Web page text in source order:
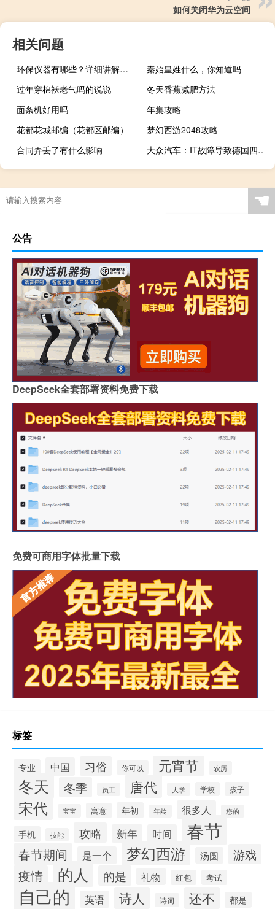
如何关闭华为云空间
相关问题
环保仪器有哪些？详细讲解各类环保仪器的使用方法
秦始皇姓什么，你知道吗
过年穿棉袄老气吗的说说
冬天香蕉减肥方法
面条机好用吗
年集攻略
花都花城邮编（花都区邮编）
梦幻西游2048攻略
合同弄丢了有什么影响
大众汽车：IT故障导致德国四家工厂停产
梦幻西游花圃哪里买
☚
公告
DeepSeek全套部署资料免费下载
免费可商用字体批量下载
标签
专业 中国 习俗 你可以 元宵节 农历
冬天 冬季 员工 唐代 大学 学校 孩子
宋代 宝宝 寓意 年初 年龄 很多人 您的
手机 技能 攻略 新年 时间 春节
春节期间 是一个 梦幻西游 汤圆 游戏
疫情 的人 的是 礼物 红包 考试
自己的 英语 诗人 诗词 还不 都是